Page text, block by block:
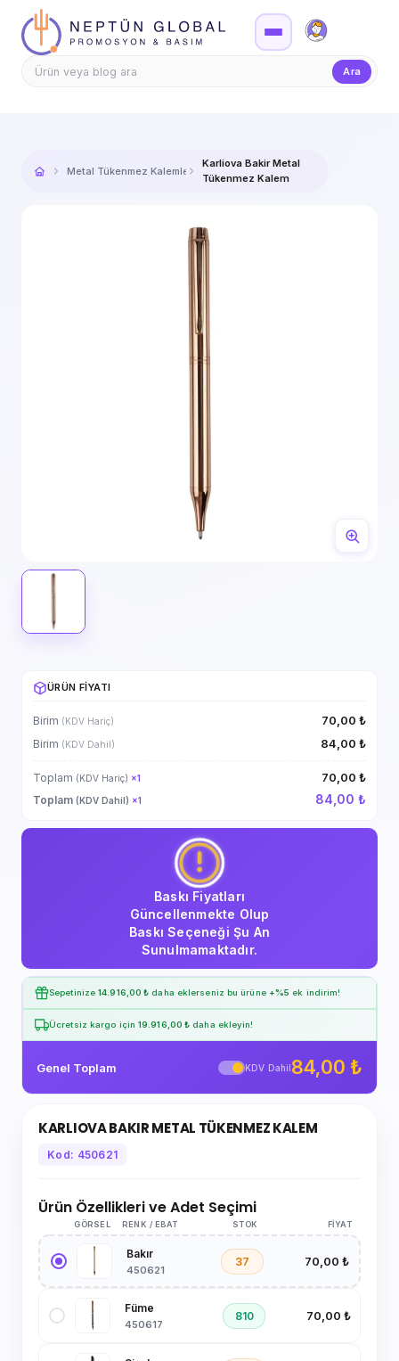
Firma Girişi
Ara
Metal Tükenmez Kalemler
Karliova Bakir Metal
Tükenmez Kalem
ÜRÜN FIYATI
Birim (KDV Hariç) 70,00 ₺
Birim (KDV Dahil) 84,00 ₺
Toplam (KDV Hariç) ×1 70,00 ₺
Toplam (KDV Dahil) ×1 84,00 ₺
Baskı Fiyatları
Güncellenmekte Olup
Baskı Seçeneği Şu An
Sunulmamaktadır.
Sepetinize14.916,00 ₺ daha eklerseniz bu ürüne +%5 ek indirim!
Ücretsiz kargo için 19.916,00 ₺ daha ekleyin!
Genel Toplam KDV Dahil84,00 ₺
KARLIOVA BAKIR METAL TÜKENMEZ KALEM
Kod: 450621
Ürün Özellikleri ve Adet Seçimi
GÖRSEL RENK / EBAT STOK FIYAT
Bakır
450621
37 70,00 ₺
Füme
450617
810 70,00 ₺